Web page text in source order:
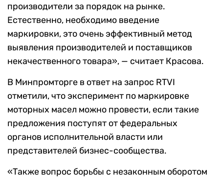
производители за порядок на рынке.
Естественно, необходимо введение
маркировки, это очень эффективный метод
выявления производителей и поставщиков
некачественного товара», — считает Красова.
В Минпромторге в ответ на запрос RTVI
отметили, что эксперимент по маркировке
моторных масел можно провести, если такие
предложения поступят от федеральных
органов исполнительной власти или
представителей бизнес-сообщества.
«Также вопрос борьбы с незаконным оборотом